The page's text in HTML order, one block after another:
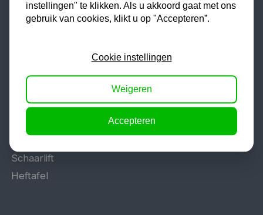
Werkplaatsinrichting
Aggregaat
Schaarlift
Heftafel
instellingen" te klikken. Als u akkoord gaat met ons
gebruik van cookies, klikt u op "Accepteren”.
Cookie instellingen
Weigeren
Accepteren